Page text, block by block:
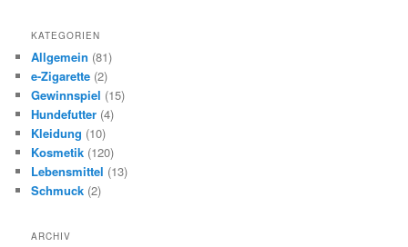
KATEGORIEN
Allgemein (81)
e-Zigarette (2)
Gewinnspiel (15)
Hundefutter (4)
Kleidung (10)
Kosmetik (120)
Lebensmittel (13)
Schmuck (2)
ARCHIV